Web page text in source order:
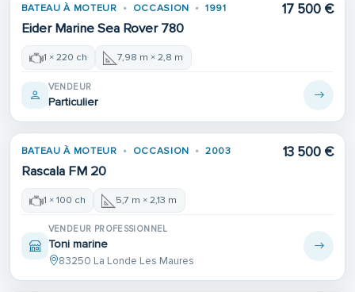
BATEAU À MOTEUR OCCASION 1991
Eider Marine Sea Rover 780
17 500 €
1 × 220 ch 7,98 m × 2,8 m
VENDEUR
Particulier
BATEAU À MOTEUR OCCASION 2003
Rascala FM 20
13 500 €
1 × 100 ch 5,7 m × 2,13 m
VENDEUR PROFESSIONNEL
Toni marine
83250 La Londe Les Maures